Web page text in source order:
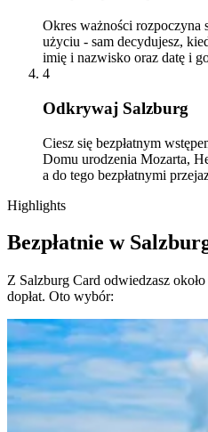
Okres ważności rozpoczyna
użyciu - sam decydujesz,
imię i nazwisko oraz datę i
4
Odkrywaj Salzburg
Ciesz się bezpłatnym
Domu urodzenia Mozarta,
a do tego bezpłatnymi
Highlights
Bezpłatnie w
Z Salzburg Card odwiedzasz
dopłat. Oto wybór: